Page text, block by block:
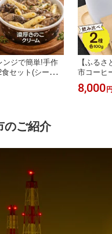
ンジで簡単!手作
セット(シーフ
濃厚きのこクリ
：離島】【17359
【ふる
市コーヒ
2 飲み比
8,000 円
のご紹介